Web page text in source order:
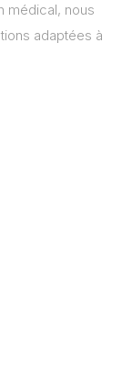
médical, nous
adaptées à